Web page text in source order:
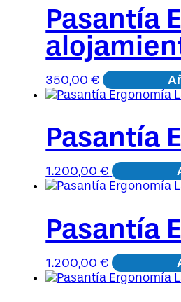
Pasantía
350,00€
Pasantía
1.200,00€
Pasantía
1.200,00€